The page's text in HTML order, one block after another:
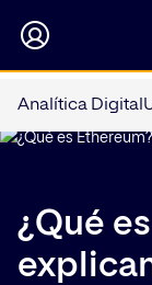
Analítica Digital
¿Qué